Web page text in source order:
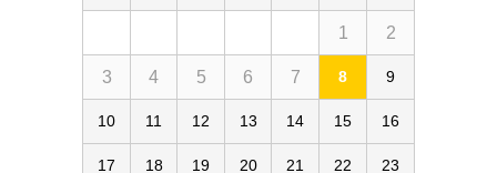
1 2
3 4 5 6 7 8 9
10 11 12 13 14 15 16
17 18 19 20 21 22 23